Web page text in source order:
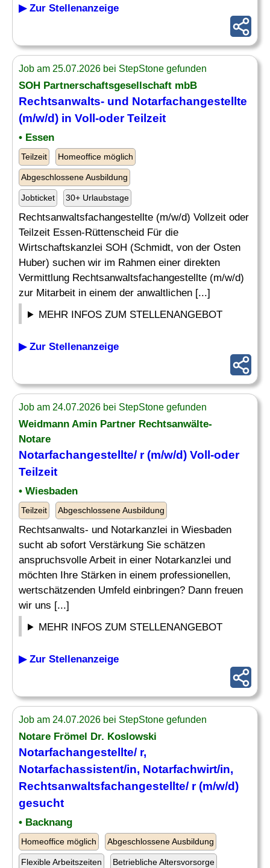
▶ Zur Stellenanzeige
Job am 25.07.2026 bei StepStone gefunden
SOH Partnerschaftsgesellschaft mbB
Rechtsanwalts- und Notarfachangestellte
(m/w/d) in Voll-oder Teilzeit
• Essen
Teilzeit Homeoffice möglich
Abgeschlossene Ausbildung
Jobticket 30+ Urlaubstage
Rechtsanwaltsfachangestellte (m/w/d) Vollzeit oder
Teilzeit Essen-Rüttenscheid Für die
Wirtschaftskanzlei SOH (Schmidt, von der Osten
Huber) suchen wir im Rahmen einer direkten
Vermittlung Rechtsanwaltsfachangestellte (m/w/d)
zur Mitarbeit in einem der anwaltlichen [...]
MEHR INFOS ZUM STELLENANGEBOT
▶ Zur Stellenanzeige
Job am 24.07.2026 bei StepStone gefunden
Weidmann Amin Partner Rechtsanwälte-
Notare
Notarfachangestellte/ r (m/w/d) Voll-oder
Teilzeit
• Wiesbaden
Teilzeit Abgeschlossene Ausbildung
Rechtsanwalts- und Notarkanzlei in Wiesbaden
sucht ab sofort Verstärkung Sie schätzen
anspruchsvolle Arbeit in einer Notarkanzlei und
möchten Ihre Stärken in einem professionellen,
wertschätzenden Umfeld einbringen? Dann freuen
wir uns [...]
MEHR INFOS ZUM STELLENANGEBOT
▶ Zur Stellenanzeige
Job am 24.07.2026 bei StepStone gefunden
Notare Frömel Dr. Koslowski
Notarfachangestellte/ r,
Notarfachassistent/in, Notarfachwirt/in,
Rechtsanwaltsfachangestellte/ r (m/w/d)
gesucht
• Backnang
Homeoffice möglich Abgeschlossene Ausbildung
Flexible Arbeitszeiten Betriebliche Altersvorsorge